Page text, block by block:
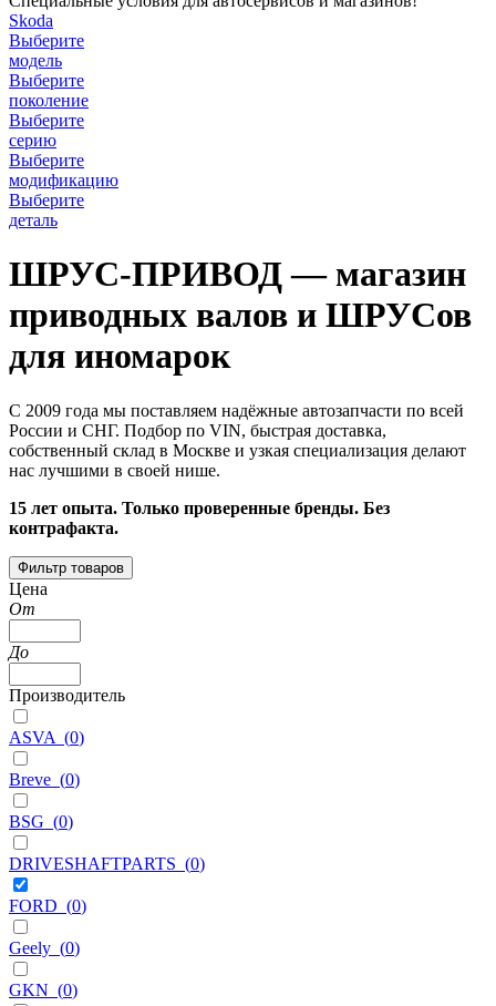
Skoda
Выберите
модель
Выберите
поколение
Выберите
серию
Выберите
модификацию
Выберите
деталь
ШРУС-ПРИВОД — магазин
приводных валов и ШРУСов
для иномарок
С 2009 года мы поставляем надёжные автозапчасти по всей
России и СНГ. Подбор по VIN, быстрая доставка,
собственный склад в Москве и узкая специализация делают
нас лучшими в своей нише.
15 лет опыта. Только проверенные бренды. Без
контрафакта.
Фильтр товаров
Цена
От
До
Производитель
ASVA (0)
Breve (0)
BSG (0)
DRIVESHAFTPARTS (0)
FORD (0)
Geely (0)
GKN (0)